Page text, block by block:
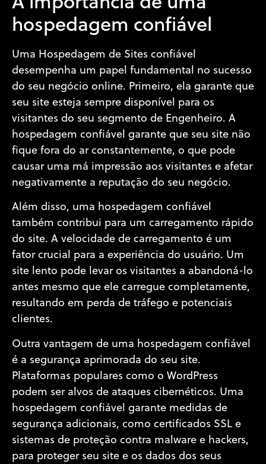
hospedagem confiável
Uma Hospedagem de Sites confiável
desempenha um papel fundamental no sucesso
do seu negócio online. Primeiro, ela garante que
seu site esteja sempre disponível para os
visitantes do seu segmento de Engenheiro. A
hospedagem confiável garante que seu site não
fique fora do ar constantemente, o que pode
causar uma má impressão aos visitantes e afetar
negativamente a reputação do seu negócio.
Além disso, uma hospedagem confiável
também contribui para um carregamento rápido
do site. A velocidade de carregamento é um
fator crucial para a experiência do usuário. Um
site lento pode levar os visitantes a abandoná-lo
antes mesmo que ele carregue completamente,
resultando em perda de tráfego e potenciais
clientes.
Outra vantagem de uma hospedagem confiável
é a segurança aprimorada do seu site.
Plataformas populares como o WordPress
podem ser alvos de ataques cibernéticos. Uma
hospedagem confiável garante medidas de
segurança adicionais, como certificados SSL e
sistemas de proteção contra malware e hackers,
para proteger seu site e os dados dos seus